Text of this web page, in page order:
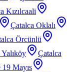
Kızılcaali
Çatalca Oklalı
Örcünlü
Çatalca
Mayıs